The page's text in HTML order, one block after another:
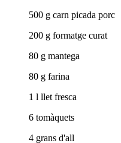
500 g carn picada porc
200 g formatge curat
80 g mantega
80 g farina
1 l llet fresca
6 tomàquets
4 grans d'all